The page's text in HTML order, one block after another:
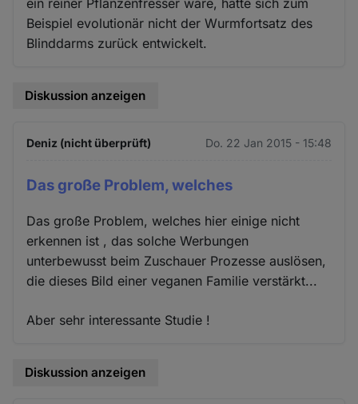
ein reiner Pflanzenfresser wäre, hätte sich zum
Beispiel evolutionär nicht der Wurmfortsatz des
Blinddarms zurück entwickelt.
Diskussion anzeigen
Deniz (nicht überprüft) Do. 22 Jan 2015 - 15:48
Das große Problem, welches
Das große Problem, welches hier einige nicht
erkennen ist , das solche Werbungen
unterbewusst beim Zuschauer Prozesse auslösen,
die dieses Bild einer veganen Familie verstärkt...
Aber sehr interessante Studie !
Diskussion anzeigen